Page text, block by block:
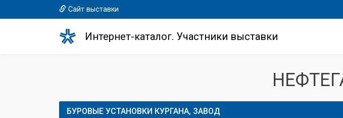
Сайт выставки
Интернет-каталог. Участники выставки
БУРОВЫЕ УСТАНОВКИ КУРГАНА, ЗАВОД